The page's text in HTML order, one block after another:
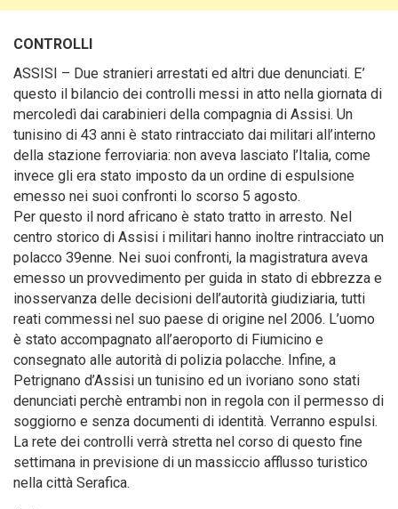
CONTROLLI
ASSISI – Due stranieri arrestati ed altri due denunciati. E’
questo il bilancio dei controlli messi in atto nella giornata di
mercoledì dai carabinieri della compagnia di Assisi. Un
tunisino di 43 anni è stato rintracciato dai militari all’interno
della stazione ferroviaria: non aveva lasciato l’Italia, come
invece gli era stato imposto da un ordine di espulsione
emesso nei suoi confronti lo scorso 5 agosto.
Per questo il nord africano è stato tratto in arresto. Nel
centro storico di Assisi i militari hanno inoltre rintracciato un
polacco 39enne. Nei suoi confronti, la magistratura aveva
emesso un provvedimento per guida in stato di ebbrezza e
inosservanza delle decisioni dell’autorità giudiziaria, tutti
reati commessi nel suo paese di origine nel 2006. L’uomo
è stato accompagnato all’aeroporto di Fiumicino e
consegnato alle autorità di polizia polacche. Infine, a
Petrignano d’Assisi un tunisino ed un ivoriano sono stati
denunciati perchè entrambi non in regola con il permesso di
soggiorno e senza documenti di identità. Verranno espulsi.
La rete dei controlli verrà stretta nel corso di questo fine
settimana in previsione di un massiccio afflusso turistico
nella città Serafica.